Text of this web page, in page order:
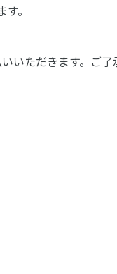
。
いただきます。ご了